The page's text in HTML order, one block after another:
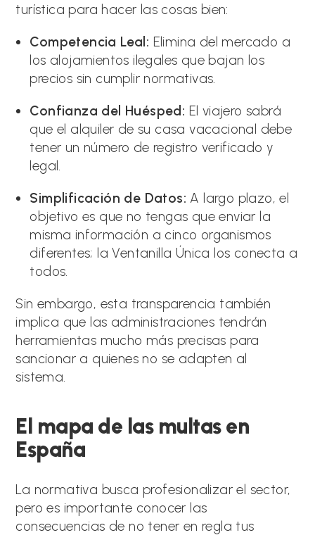
turística para hacer las cosas bien:
Competencia Leal: Elimina del mercado a
los alojamientos ilegales que bajan los
precios sin cumplir normativas.
Confianza del Huésped: El viajero sabrá
que el alquiler de su casa vacacional debe
tener un número de registro verificado y
legal.
Simplificación de Datos: A largo plazo, el
objetivo es que no tengas que enviar la
misma información a cinco organismos
diferentes; la Ventanilla Única los conecta a
todos.
Sin embargo, esta transparencia también
implica que las administraciones tendrán
herramientas mucho más precisas para
sancionar a quienes no se adapten al
sistema.
El mapa de las multas en
España
La normativa busca profesionalizar el sector,
pero es importante conocer las
consecuencias de no tener en regla tus